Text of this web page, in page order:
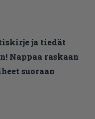
ja tiedät
Nappaa raskaan
suoraan